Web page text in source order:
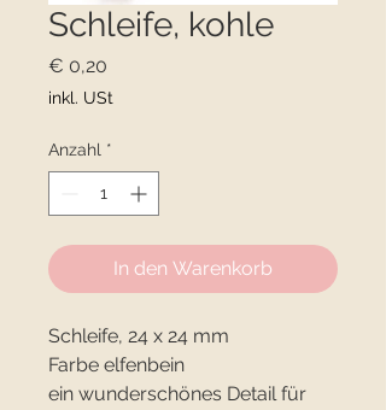
Schleife, kohle
€ 0,20
inkl. USt
Anzahl *
In den Warenkorb
Schleife, 24 x 24 mm
Farbe elfenbein
ein wunderschönes Detail für